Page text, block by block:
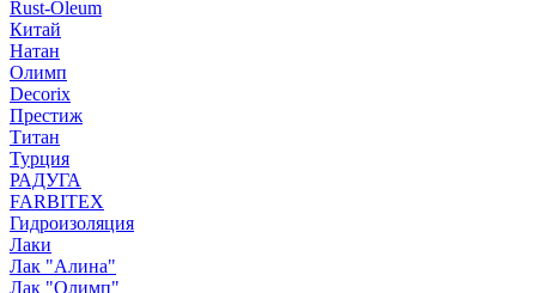
Rust-Oleum
Китай
Натан
Олимп
Decorix
Престиж
Титан
Турция
РАДУГА
FARBITEX
Гидроизоляция
Лаки
Лак "Алина"
Лак "Олимп"